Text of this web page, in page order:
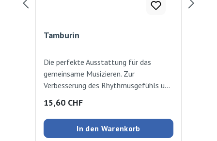
Tamburin
Die perfekte Ausstattung für das
gemeinsame Musizieren. Zur
Verbesserung des Rhythmusgefühls und
der Konzentration. 10 Schellen.
Ø20cm
Regulärer Preis:
15,60 CHF
In den Warenkorb